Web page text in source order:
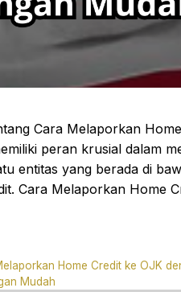
Cara Melaporkan
peran krusial dalam
entitas yang berada di
Cara Melaporkan Home
Home Credit ke OJK
Mudah